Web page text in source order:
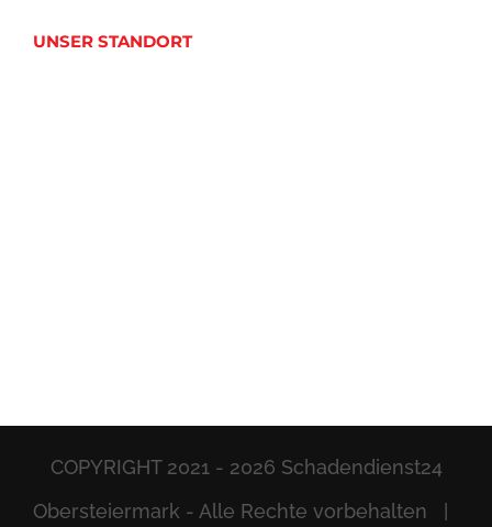
UNSER STANDORT
COPYRIGHT 2021 - 2026 Schadendienst24
Obersteiermark - Alle Rechte vorbehalten |